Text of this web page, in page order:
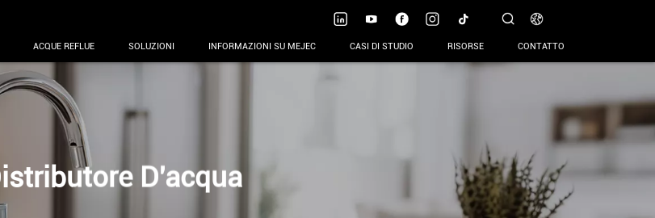
ACQUE REFLUE SOLUZIONI INFORMAZIONI SU MEJEC CASI DI STUDIO RISORSE CONTATTO
D'acqua